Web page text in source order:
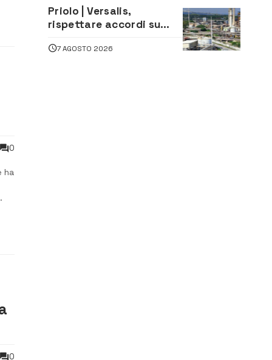
0
ha
0
Priolo | Versalis,
rispettare accordi su
lavoro. Il sindaco scrive
7 AGOSTO 2026